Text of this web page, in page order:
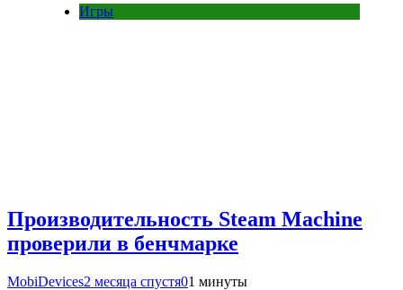
Игры
Производительность Steam Machine
проверили в бенчмарке
MobiDevices2 месяца спустя01 минуты